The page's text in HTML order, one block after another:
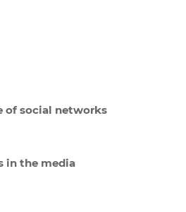
of social networks
in the media